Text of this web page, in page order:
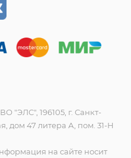
196105, г. Санкт-
дом 47 литера А, пом. 31-Н
на сайте носит